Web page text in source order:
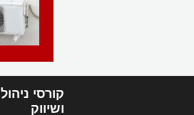
קורסי ניהול
ושיווק